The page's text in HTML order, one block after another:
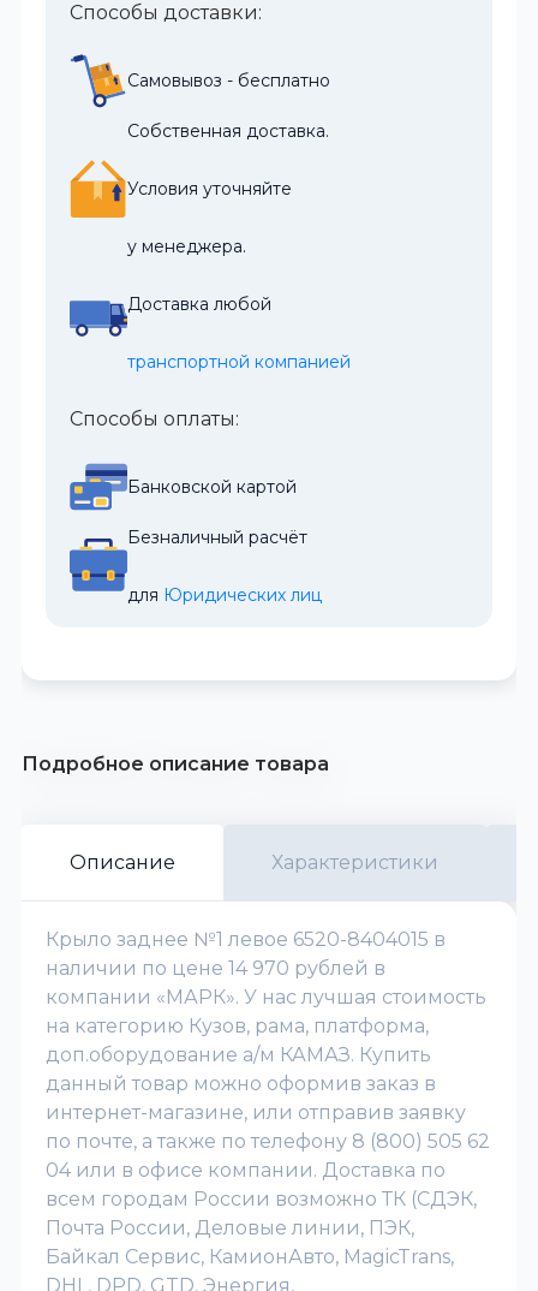
Способы доставки:
Самовывоз - бесплатно
Собственная доставка.
Условия уточняйте
у менеджера.
Доставка любой
транспортной компанией
Способы оплаты:
Банковской картой
Безналичный расчёт
для Юридических лиц
Подробное описание товара
Описание Характеристики
Крыло заднее №1 левое 6520-8404015 в
наличии по цене 14 970 рублей в
компании «МАРК». У нас лучшая стоимость
на категорию Кузов, рама, платформа,
доп.оборудование а/м КАМАЗ. Купить
данный товар можно оформив заказ в
интернет-магазине, или отправив заявку
по почте, а также по телефону 8 (800) 505 62
04 или в офисе компании. Доставка по
всем городам России возможно ТК (СДЭК,
Почта России, Деловые линии, ПЭК,
Байкал Сервис, КамионАвто, MagicTrans,
DHL, DPD, GTD, Энергия,